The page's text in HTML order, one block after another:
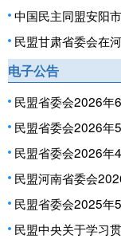
中国民主同盟安阳
电子公告
民盟省委会2026年
民盟省委会2026年
民盟省委会2026年
民盟河南省委会
民盟省委会2025年